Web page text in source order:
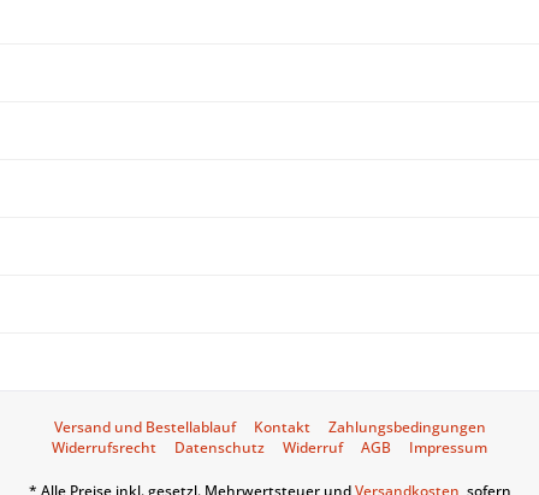
Versand und Bestellablauf Kontakt
Zahlungsbedingungen
Widerrufsrecht
Datenschutz Widerruf AGB Impressum